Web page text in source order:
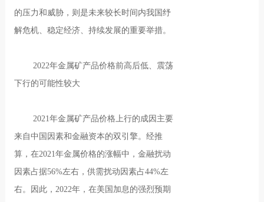
的压力和威胁，则是未来较长时间内我国纾
解危机、稳定经济、持续发展的重要举措。
2022年金属矿产品价格前高后低、震荡
下行的可能性较大
2021年金属矿产品价格上行的成因主要
来自中国因素和金融资本的双引擎。经推
算，在2021年金属价格的涨幅中，金融扰动
因素占据56%左右，供需扰动因素占44%左
右。因此，2022年，在美国加息的强烈预期